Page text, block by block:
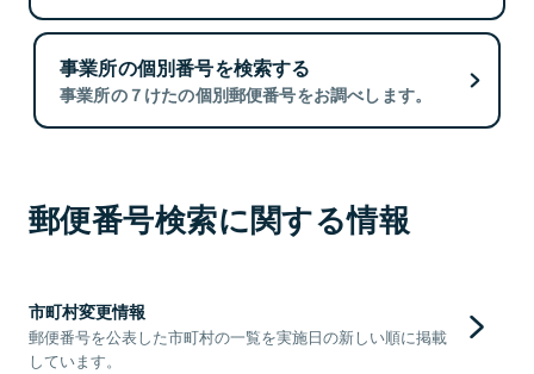
事業所の個別番号を検索する
事業所の７けたの個別郵便番号をお調べします。
郵便番号検索に関する情報
市町村変更情報
郵便番号を公表した市町村の一覧を実施日の新しい順に掲載
しています。